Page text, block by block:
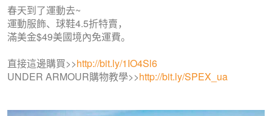
春天到了運動去~
運動服飾、球鞋4.5折特賣，
滿美金$49美國境內免運費。
直接這邊購買>>http://bit.ly/1IO4Sl6
UNDER ARMOUR購物教學>>http://bit.ly/SPEX_ua